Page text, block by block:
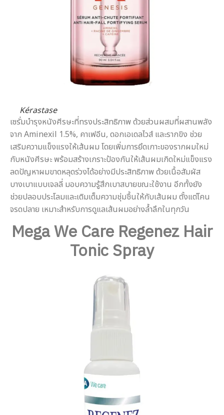
Kérastase
เซรั่มบำรุงหนังศีรษะที่ทรงประสิทธิภาพ ด้วยส่วนผสมที่ผสานพลัง
จาก Aminexil 1.5%, คาเฟอีน, ดอกเอเดลไวส์ และรากขิง ช่วย
เสริมความแข็งแรงให้เส้นผม โดยเพิ่มการยึดเกาะของรากผมใหม่
กับหนังศีรษะ พร้อมสร้างเกราะป้องกันให้เส้นผมเกิดใหม่แข็งแรง
ลดปัญหาผมขาดหลุดร่วงได้อย่างมีประสิทธิภาพ ด้วยเนื้อสัมผัส
บางเบาแบบเจลลี่ มอบความรู้สึกเบาสบายขณะใช้งาน อีกทั้งยัง
ช่วยปลอบประโลมและเติมเต็มความชุ่มชื้นให้กับเส้นผม ตั้งแต่โคน
จรดปลาย เหมาะสำหรับการดูแลเส้นผมอย่างล้ำลึกในทุกวัน
Mega We Care Regenez Hair
Tonic Spray